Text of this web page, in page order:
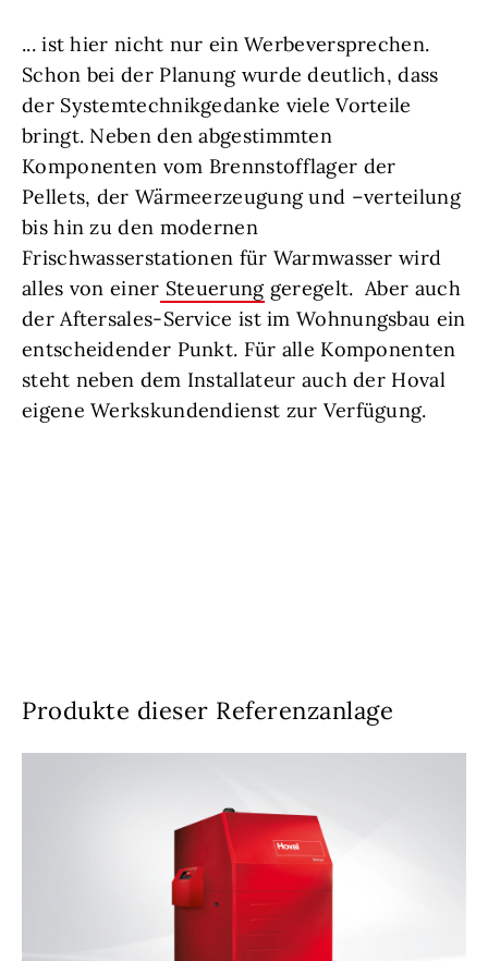
... ist hier nicht nur ein Werbeversprechen.
Schon bei der Planung wurde deutlich, dass
der Systemtechnikgedanke viele Vorteile
bringt. Neben den abgestimmten
Komponenten vom Brennstofflager der
Pellets, der Wärmeerzeugung und –verteilung
bis hin zu den modernen
Frischwasserstationen für Warmwasser wird
alles von einer Steuerunggeregelt. Aber auch
der Aftersales-Service ist im Wohnungsbau ein
entscheidender Punkt. Für alle Komponenten
steht neben dem Installateur auch der Hoval
eigene Werkskundendienst zur Verfügung.
Produkte dieser Referenzanlage